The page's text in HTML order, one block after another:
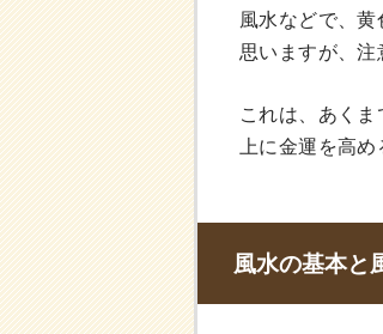
風水などで、
思いますが、注
これは、あく
上に金運を高
風水の基本と